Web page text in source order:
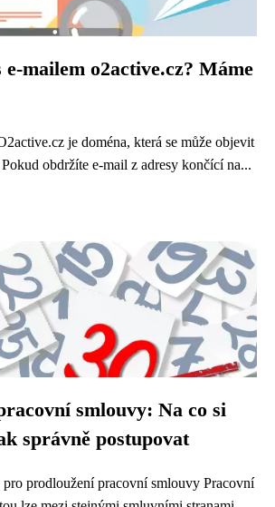
mailem o2active.cz? Máme
je doména, která se může objevit
obdržíte e-mail z adresy končící na...
smlouvy: Na co si
správně postupovat
prodloužení pracovní smlouvy Pracovní